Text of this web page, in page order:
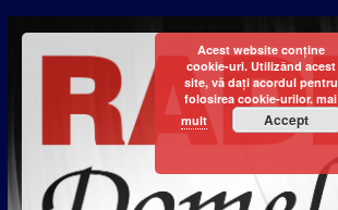
Acest website conține
cookie-uri. Utilizând acest
site, vă dați acordul pentru
folosirea cookie-urilor. mai
mult
Accept